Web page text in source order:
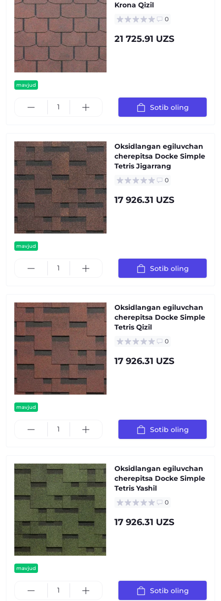
mavjud
Krona Qizil
0
21 725.91 UZS
Sotib oling
mavjud
Oksidlangan egiluvchan
cherepitsa Docke Simple
Tetris Jigarrang
0
17 926.31 UZS
Sotib oling
mavjud
Oksidlangan egiluvchan
cherepitsa Docke Simple
Tetris Qizil
0
17 926.31 UZS
Sotib oling
mavjud
Oksidlangan egiluvchan
cherepitsa Docke Simple
Tetris Yashil
0
17 926.31 UZS
Sotib oling